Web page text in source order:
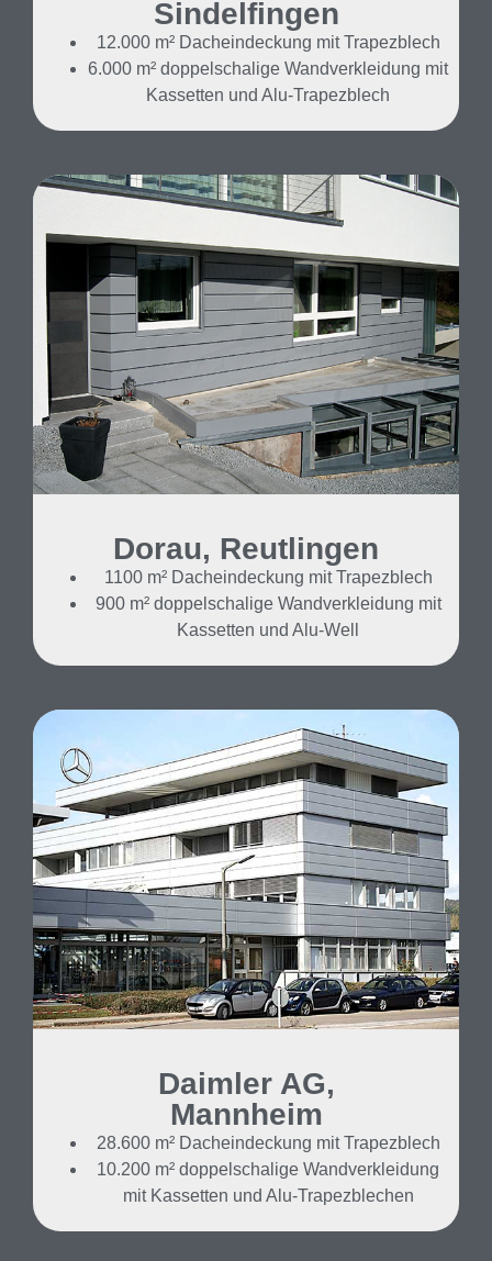
Sindelfingen
12.000 m² Dacheindeckung mit Trapezblech
6.000 m² doppelschalige Wandverkleidung mit
Kassetten und Alu-Trapezblech
Dorau, Reutlingen
1100 m² Dacheindeckung mit Trapezblech
900 m² doppelschalige Wandverkleidung mit
Kassetten und Alu-Well
Daimler AG,
Mannheim
28.600 m² Dacheindeckung mit Trapezblech
10.200 m² doppelschalige Wandverkleidung
mit Kassetten und Alu-Trapezblechen